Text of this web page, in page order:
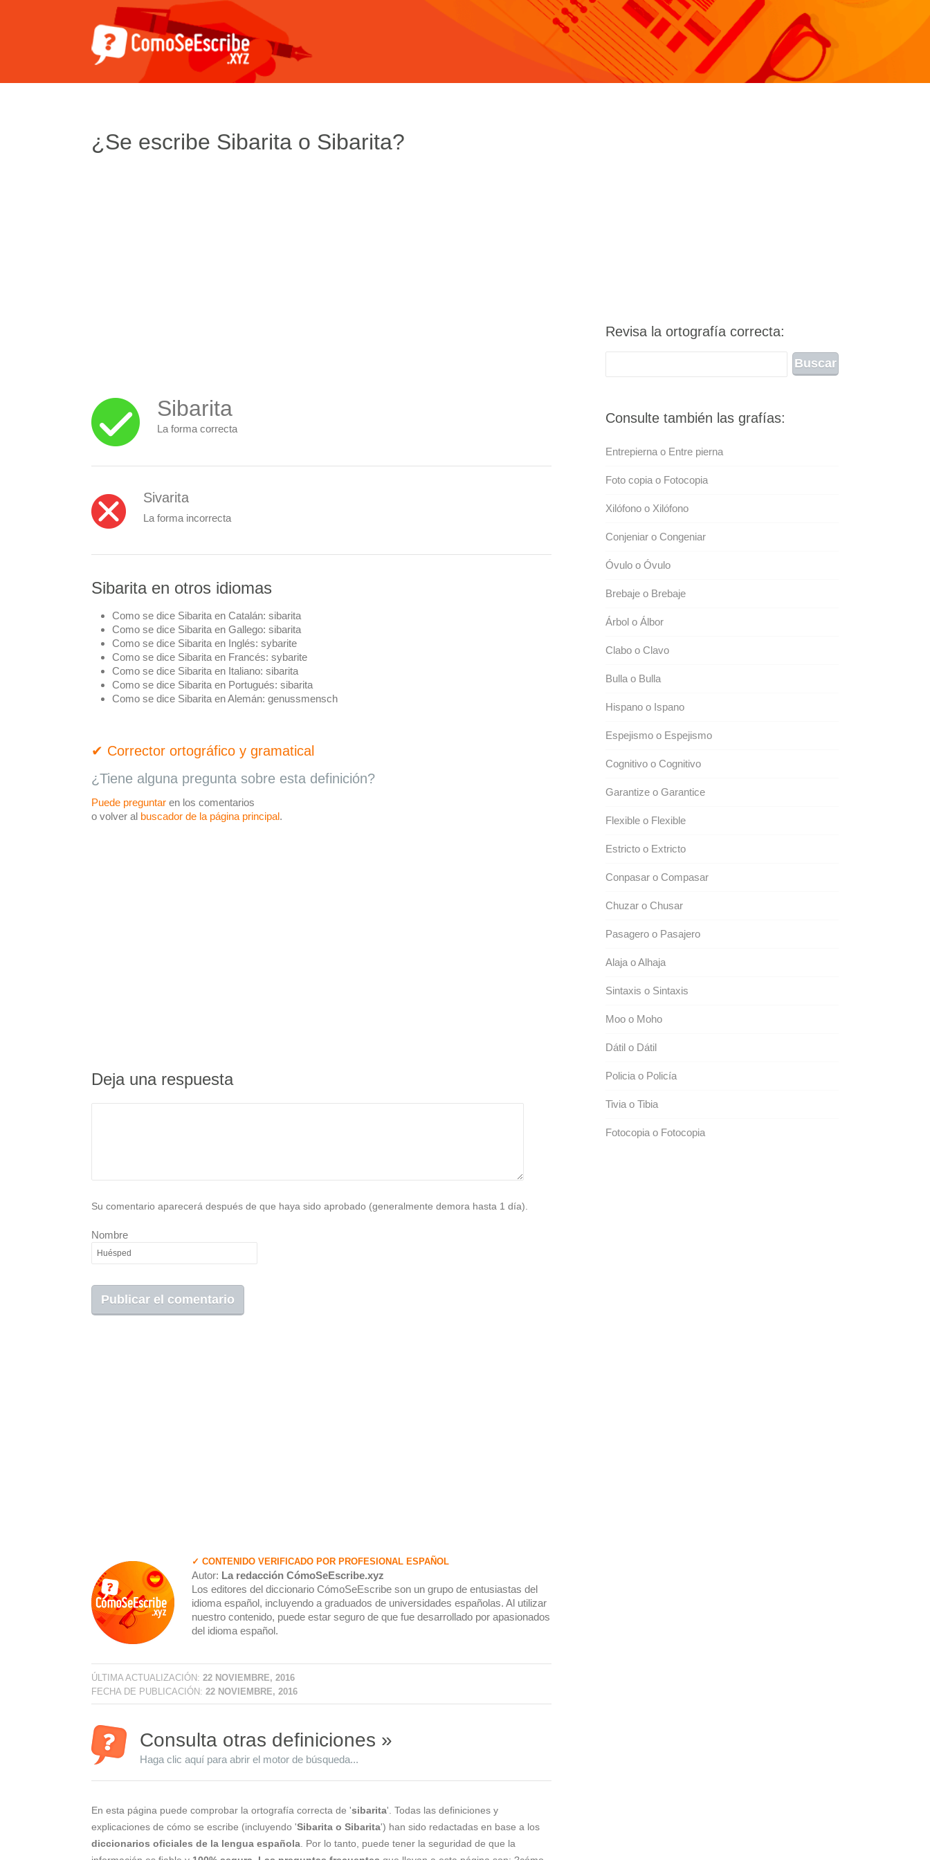
¿Se escribe Sibarita o Sibarita?
Sibarita
La forma correcta
Sivarita
La forma incorrecta
Sibarita en otros idiomas
Como se dice Sibarita en Catalán: sibarita
Como se dice Sibarita en Gallego: sibarita
Como se dice Sibarita en Inglés: sybarite
Como se dice Sibarita en Francés: sybarite
Como se dice Sibarita en Italiano: sibarita
Como se dice Sibarita en Portugués: sibarita
Como se dice Sibarita en Alemán: genussmensch
✔ Corrector ortográfico y gramatical
¿Tiene alguna pregunta sobre esta definición?
Puede preguntar en los comentarios
o volver al buscador de la página principal.
Deja una respuesta
Su comentario aparecerá después de que haya sido aprobado (generalmente demora hasta 1 día).
Nombre
✓ CONTENIDO VERIFICADO POR PROFESIONAL ESPAÑOL
Autor: La redacción CómoSeEscribe.xyz
Los editores del diccionario CómoSeEscribe son un grupo de entusiastas del
idioma español, incluyendo a graduados de universidades españolas. Al utilizar
nuestro contenido, puede estar seguro de que fue desarrollado por apasionados
del idioma español.
ÚLTIMA ACTUALIZACIÓN: 22 NOVIEMBRE, 2016
FECHA DE PUBLICACIÓN: 22 NOVIEMBRE, 2016
Consulta otras definiciones »
Haga clic aquí para abrir el motor de búsqueda...
En esta página puede comprobar la ortografía correcta de 'sibarita'. Todas las definiciones y
explicaciones de cómo se escribe (incluyendo 'Sibarita o Sibarita') han sido redactadas en base a los
diccionarios oficiales de la lengua española . Por lo tanto, puede tener la seguridad de que la
Revisa la ortografía correcta:
Consulte también las grafías:
Entrepierna o Entre pierna
Foto copia o Fotocopia
Xilófono o Xilófono
Conjeniar o Congeniar
Óvulo o Óvulo
Brebaje o Brebaje
Árbol o Álbor
Clabo o Clavo
Bulla o Bulla
Hispano o Ispano
Espejismo o Espejismo
Cognitivo o Cognitivo
Garantize o Garantice
Flexible o Flexible
Estricto o Extricto
Conpasar o Compasar
Chuzar o Chusar
Pasagero o Pasajero
Alaja o Alhaja
Sintaxis o Sintaxis
Moo o Moho
Dátil o Dátil
Policia o Policía
Tivia o Tibia
Fotocopia o Fotocopia